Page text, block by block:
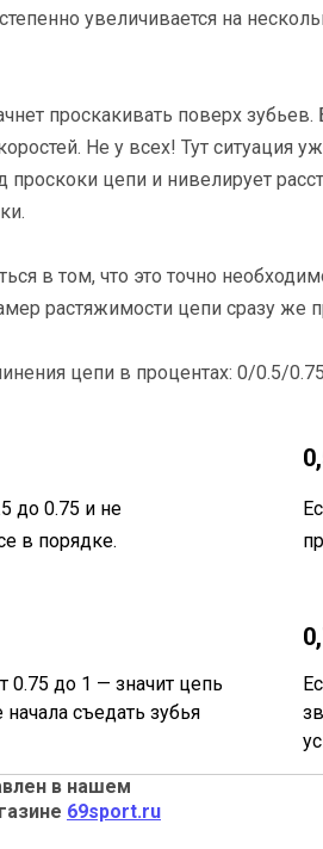
увеличивается на
проскакивать поверх
Не у всех! Тут ситуация
проскоки цепи и нивелирует
в том, что это точно
растяжимости цепи сразу же
цепи в процентах: 0/0.5/
до 0.75 и не
в порядке.
0.75 до 1 — значит цепь
съедать зубья
в нашем
69sport.ru